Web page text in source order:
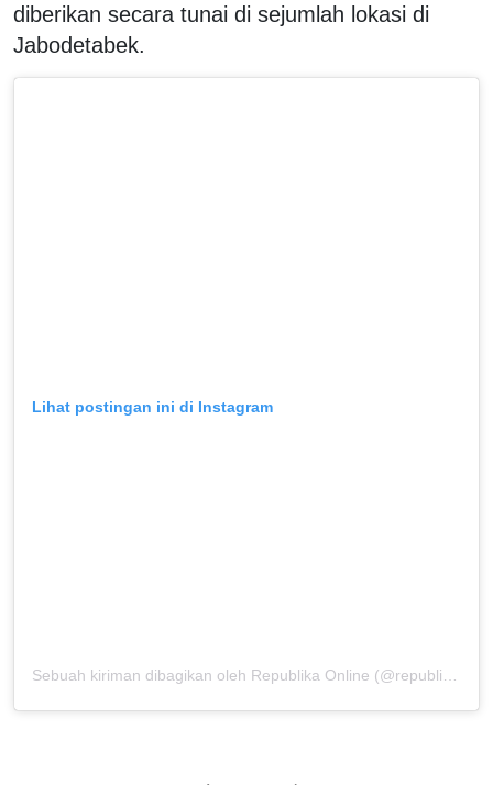
diberikan secara tunai di sejumlah lokasi di
Jabodetabek.
Lihat postingan ini di Instagram
Sebuah kiriman dibagikan oleh Republika Online (@republikaonline)